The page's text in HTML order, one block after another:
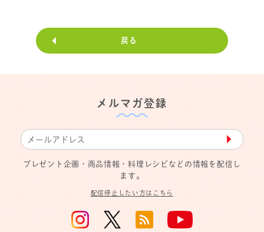
戻る
メルマガ登録
▶︎
プレゼント企画・商品情報・料理レシピなどの情報を配信し
ます。
配信停止したい方はこちら